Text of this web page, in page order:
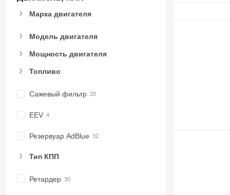
C-series
CB
D series
E-series
MH
PM
Марка двигателя
Модель двигателя
Мощность двигателя
Топливо
Сажевый фильтр
EEV
Резервуар AdBlue
Тип КПП
Ретардер